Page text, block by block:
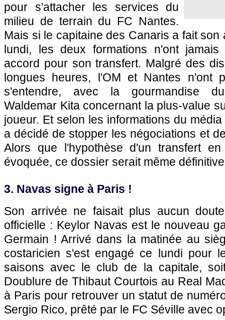
pour s'attacher les services du
milieu de terrain du FC Nantes.
Mais si le capitaine des Canaris a fait son
lundi, les deux formations n'ont
accord pour son transfert. Malgré des
longues heures, l'OM et Nantes n'ont
s'entendre, avec la gourmandise
Waldemar Kita concernant la plus-value
joueur. Et selon les informations du
a décidé de stopper les négociations et
Alors que l'hypothèse d'un transfert
évoquée, ce dossier serait même
3. Navas signe à Paris !
Son arrivée ne faisait plus aucun
officielle : Keylor Navas est le nouveau
Germain ! Arrivé dans la matinée au
costaricien s'est engagé ce lundi pour
saisons avec le club de la capitale,
Doublure de Thibaut Courtois au Real
à Paris pour retrouver un statut de
Sergio Rico, prêté par le FC Séville avec